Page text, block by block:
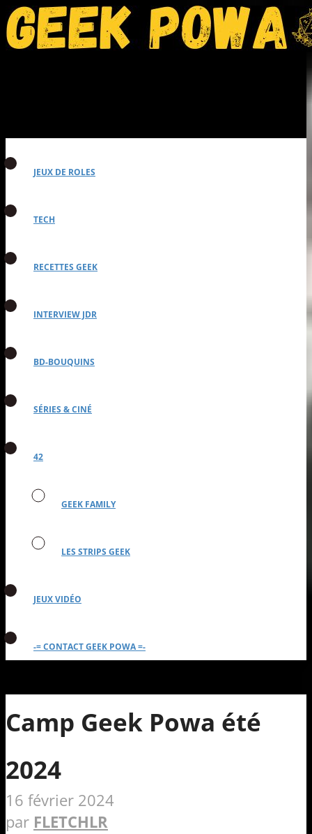
JEUX DE ROLES
TECH
RECETTES GEEK
INTERVIEW JDR
BD-BOUQUINS
SÉRIES & CINÉ
42
GEEK FAMILY
LES STRIPS GEEK
JEUX VIDÉO
-= CONTACT GEEK POWA =-
Camp Geek Powa été
2024
16 février 2024
par FLETCHLR